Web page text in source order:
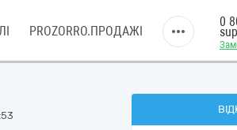
PROZORRO.ПРОДАЖІ
0